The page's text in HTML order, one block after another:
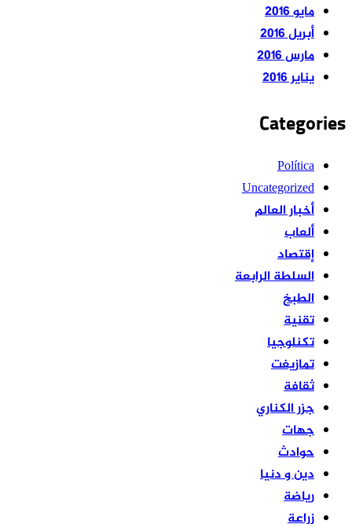
مايو 2016
أبريل 2016
مارس 2016
يناير 2016
Categories
Política
Uncategorized
أخبار العالم
ألعاب
إقتصاد
السلطة الرابعة
الطبخ
تقنية
تكنلوجيا
تمازيغت
ثقافة
جزر الكناري
جهات
حوادث
دين و دنيا
رياضة
زراعة